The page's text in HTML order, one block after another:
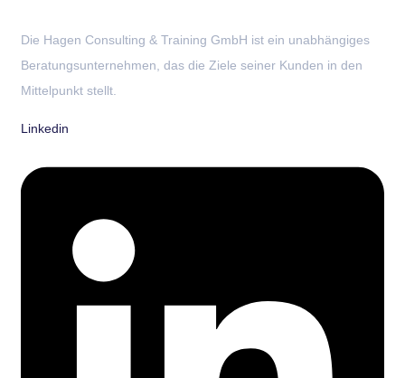
Die Hagen Consulting & Training GmbH ist ein unabhängiges
Beratungsunternehmen, das die Ziele seiner Kunden in den
Mittelpunkt stellt.
Linkedin